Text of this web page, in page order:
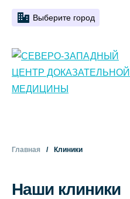
Выберите город
Главная Клиники
Наши клиники